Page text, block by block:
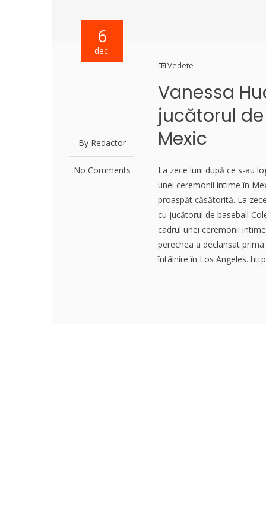
6
dec.
By Redactor
No Comments
Vedete
Vanessa
jucătorul
Mexic
La zece luni după ce s-au
unei ceremonii intime în
proaspăt căsătorită. La
cu jucătorul de baseball
cadrul unei ceremonii
perechea a declanșat
întâlnire în Los Angeles.